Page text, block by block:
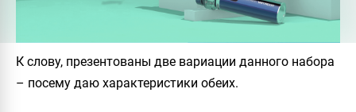
К слову, презентованы две вариации данного набора
– посему даю характеристики обеих.